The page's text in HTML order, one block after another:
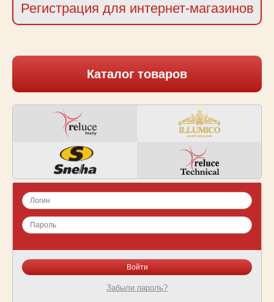
Регистрация для интернет-магазинов
Каталог товаров
Забыли пароль?